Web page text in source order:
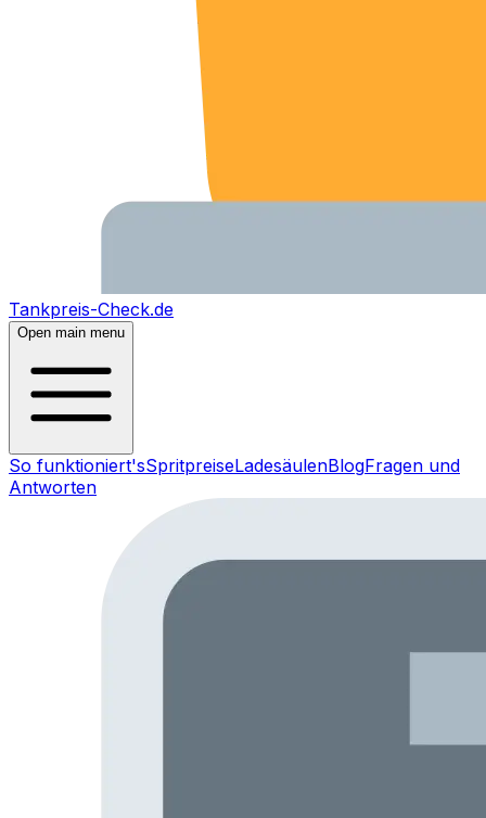
Tankpreis-Check.de
Open main menu
So funktioniert'sSpritpreiseLadesäulenBlogFragen und
Antworten